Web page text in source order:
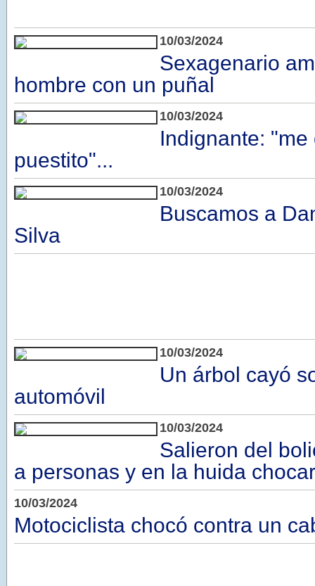
10/03/2024
Sexagenario
hombre con un puñal
10/03/2024
Indignante:
puestito"...
10/03/2024
Buscamos a
Silva
10/03/2024
Un árbol cayó
automóvil
10/03/2024
Salieron del
a personas y en la huida
10/03/2024
Motociclista chocó contra un